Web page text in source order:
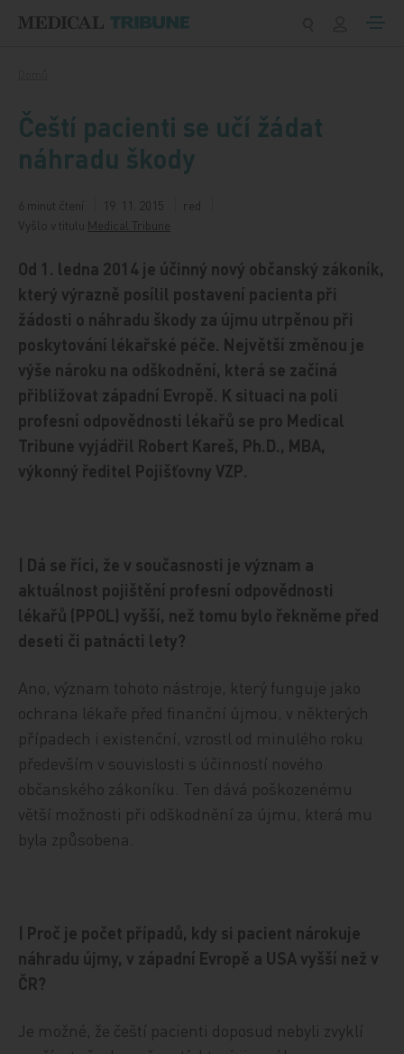
Čeští pacienti se učí žádat
náhradu škody
6 minut čtení 19. 11. 2015
red
Vyšlo v titulu Medical Tribune
Od 1. ledna 2014 je účinný nový občanský zákoník,
který výrazně posílil postavení pacienta při
žádosti o náhradu škody za újmu utrpěnou při
poskytování lékařské péče. Největší změnou je
výše nároku na odškodnění, která se začíná
přibližovat západní Evropě. K situaci na poli
profesní odpovědnosti lékařů se pro Medical
Tribune vyjádřil Robert Kareš, Ph.D., MBA,
výkonný ředitel Pojišťovny VZP.
| Dá se říci, že v současnosti je význam a
aktuálnost pojištění profesní odpovědnosti
lékařů (PPOL) vyšší, než tomu bylo řekněme před
deseti či patnácti lety?
Ano, význam tohoto nástroje, který funguje jako
ochrana lékaře před finanční újmou, v některých
případech i existenční, vzrostl od minulého roku
především v souvislosti s účinností nového
občanského zákoníku. Ten dává poškozenému
větší možnosti při odškodnění za újmu, která mu
byla způsobena.
| Proč je počet případů, kdy si pacient nárokuje
náhradu újmy, v západní Evropě a USA vyšší než v
ČR?
Je možné, že čeští pacienti doposud nebyli zvyklí